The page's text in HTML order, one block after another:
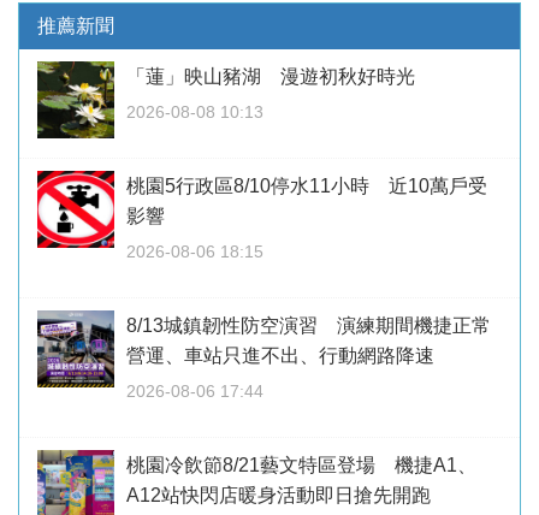
推薦新聞
「蓮」映山豬湖 漫遊初秋好時光
2026-08-08 10:13
桃園5行政區8/10停水11小時 近10萬戶受
影響
2026-08-06 18:15
8/13城鎮韌性防空演習 演練期間機捷正常
營運、車站只進不出、行動網路降速
2026-08-06 17:44
桃園冷飲節8/21藝文特區登場 機捷A1、
A12站快閃店暖身活動即日搶先開跑